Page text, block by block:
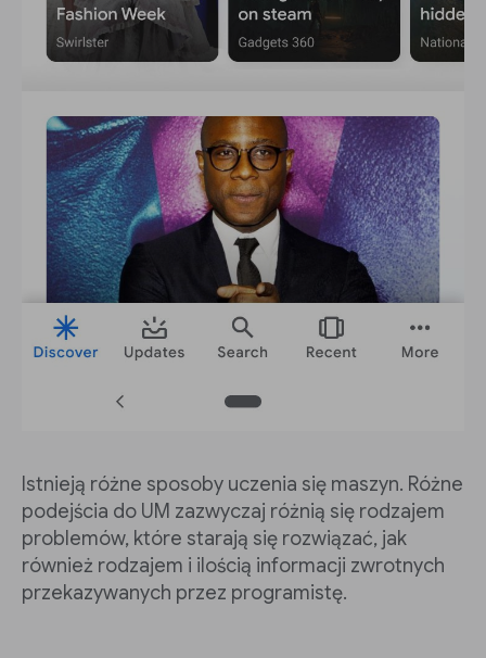
Istnieją różne sposoby uczenia się maszyn. Różne
podejścia do UM zazwyczaj różnią się rodzajem
problemów, które starają się rozwiązać, jak
również rodzajem i ilością informacji zwrotnych
przekazywanych przez programistę.